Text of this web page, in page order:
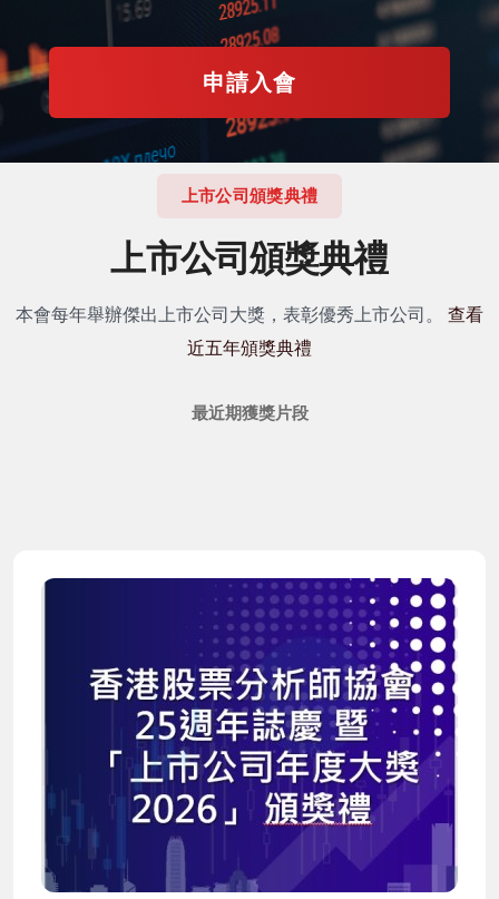
申請入會
上市公司頒獎典禮
上市公司頒獎典禮
本會每年舉辦傑出上市公司大獎，表彰優秀上市公司。 查看
近五年頒獎典禮
最近期獲獎片段